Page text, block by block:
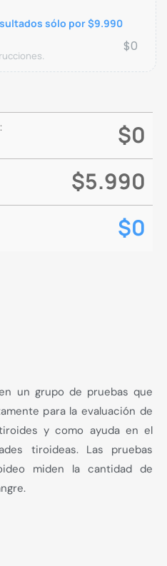
sólo por $9.990
$0
$0
$5.990
$0
un grupo de pruebas que
para la evaluación de
y como ayuda en el
tiroideas. Las pruebas
miden la cantidad de